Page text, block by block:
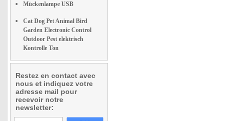
Mückenlampe USB
Cat Dog Pet Animal Bird
Garden Electronic Control
Outdoor Pest elektrisch
Kontrolle Ton
Restez en contact avec
nous et indiquez votre
adresse mail pour
recevoir notre
newsletter: